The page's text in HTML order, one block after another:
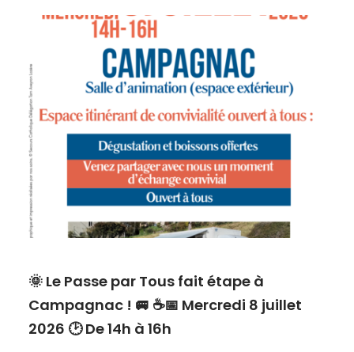
🌞 Le Passe par Tous fait étape à
Campagnac ! 🚐 ☕📅 Mercredi 8 juillet
2026 🕑 De 14h à 16h